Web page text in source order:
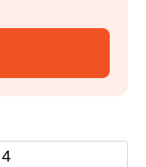
4